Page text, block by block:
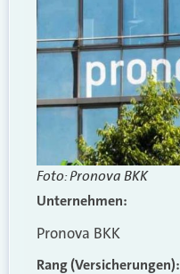
Foto: Pronova BKK
Unternehmen:
Pronova BKK
Rang (Versicherungen):